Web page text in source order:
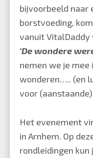
bijvoorbeeld naar
borstvoeding,
vanuit VitalDaddy
‘De wondere
nemen we je
wonderen….. (en
voor (aanstaande)
Het evenement
in Arnhem. Op
rondleidingen kun